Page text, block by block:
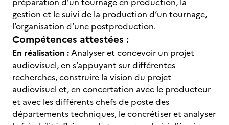
gestion et le suivi de la production d’un tournage,
l’organisation d’une postproduction.
Compétences attestées :
En réalisation :Analyser et concevoir un projet
audiovisuel, en s’appuyant sur différentes
recherches, construire la vision du projet
audiovisuel et, en concertation avec le producteur
et avec les différents chefs de poste des
départements techniques, le concrétiser et analyser